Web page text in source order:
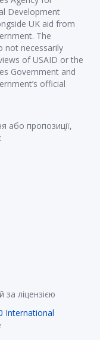
Development
UK aid from
The
not necessarily
of USAID or the
Government and
official
або пропозиції,
ліцензією
International